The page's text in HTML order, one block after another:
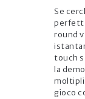
Se
round
touch
la
gioco